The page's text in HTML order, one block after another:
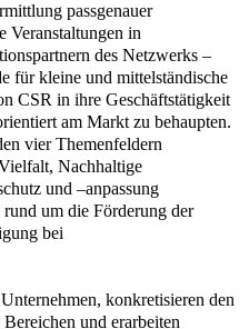
passgenauer
Veranstaltungen in
des Netzwerks –
für kleine und mittelständische
CSR in ihre Geschäftstätigkeit
am Markt zu behaupten.
vier Themenfeldern
Nachhaltige
und –anpassung
rund um die Förderung der
bei
konkretisieren den
und erarbeiten